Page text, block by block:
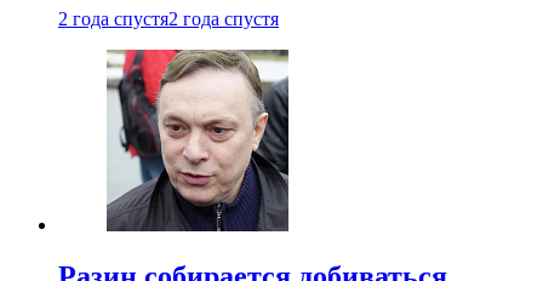
2 года спустя2 года спустя